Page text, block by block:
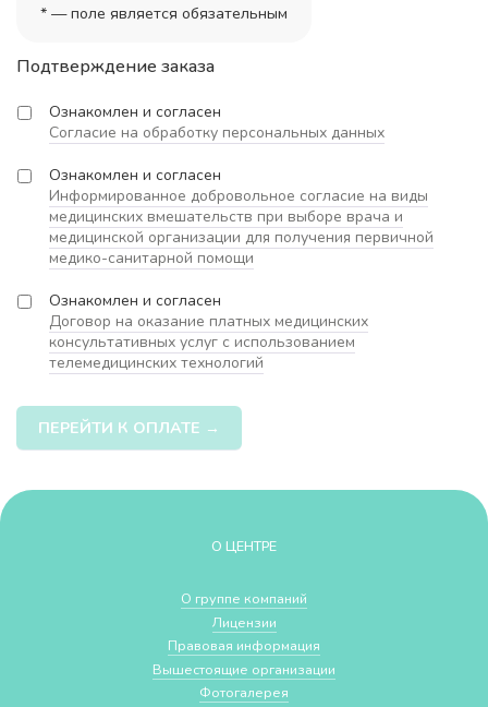
* — поле является обязательным
Подтверждение заказа
Ознакомлен и согласен
Согласие на обработку персональных данных
Ознакомлен и согласен
Информированное добровольное согласие на виды
медицинских вмешательств при выборе врача и
медицинской организации для получения первичной
медико-санитарной помощи
Ознакомлен и согласен
Договор на оказание платных медицинских
консультативных услуг с использованием
телемедицинских технологий
ПЕРЕЙТИ К ОПЛАТЕ →
О ЦЕНТРЕ
О группе компаний
Лицензии
Правовая информация
Вышестоящие организации
Фотогалерея